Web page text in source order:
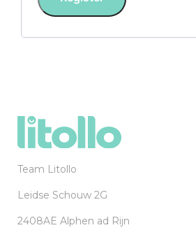
Team Litollo
Leidse Schouw 2G
2408AE Alphen ad Rijn